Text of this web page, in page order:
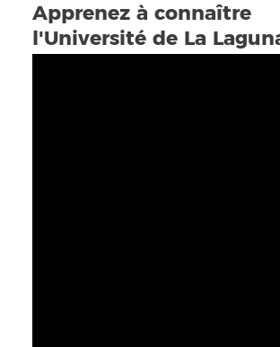
Apprenez à connaître
l'Université de La